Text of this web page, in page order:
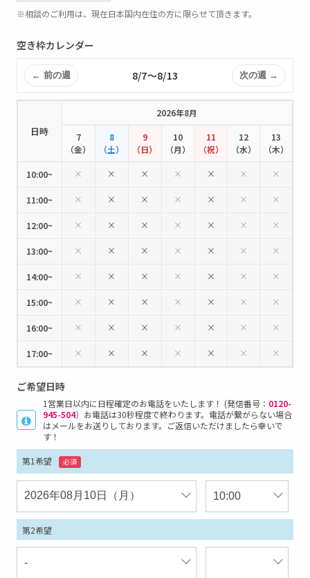
※相談のご利用は、現在日本国内在住の方に限らせて頂きます。
空き枠カレンダー
← 前の週 8/7〜8/13 次の週 →
日時
2026年8月
7
（金）
8
（土）
9
（日）
10
（月）
11
（祝）
12
（水）
13
（木）
10:00~ × × × × × × ×
11:00~ × × × × × × ×
12:00~ × × × × × × ×
13:00~ × × × × × × ×
14:00~ × × × × × × ×
15:00~ × × × × × × ×
16:00~ × × × × × × ×
17:00~ × × × × × × ×
ご希望日時
1営業日以内に日程確定のお電話をいたします！ (発信番号： 0120-
945-504）お電話は30秒程度で終わります。電話が繋がらない場合
はメールをお送りしております。ご返信いただけましたら幸いで
す！
第1希望 必須
第2希望